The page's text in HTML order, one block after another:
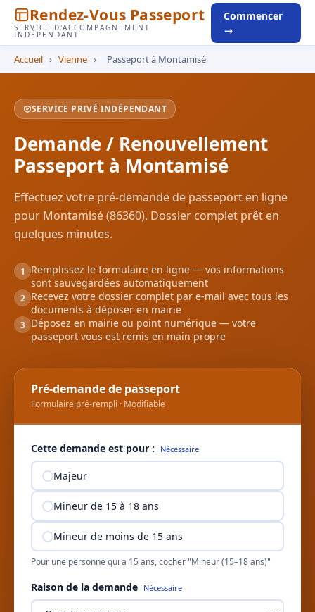
Rendez-Vous Passeport
SERVICE D'ACCOMPAGNEMENT
INDÉPENDANT
Commencer
→
Accueil › Vienne › Passeport à Montamisé
SERVICE PRIVÉ INDÉPENDANT
Demande / Renouvellement
Passeport à Montamisé
Effectuez votre pré-demande de passeport en ligne
pour Montamisé (86360). Dossier complet prêt en
quelques minutes.
1
Remplissez le formulaire en ligne — vos informations
sont sauvegardées automatiquement
2 Recevez votre dossier complet par e-mail avec tous les
documents à déposer en mairie
3 Déposez en mairie ou point numérique — votre
passeport vous est remis en main propre
Pré-demande de passeport
Formulaire pré-rempli · Modifiable
Cette demande est pour : Nécessaire
Majeur
Mineur de 15 à 18 ans
Mineur de moins de 15 ans
Pour une personne qui a 15 ans, cocher "Mineur (15–18 ans)"
Raison de la demande Nécessaire